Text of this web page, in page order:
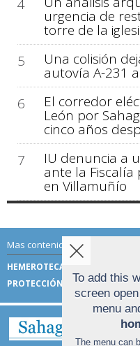
4
urgencia de
torre de la
5
Una colisión
autovía A-231
6
El corredor
León por
cinco años
7
IU denuncia a
ante la
en Villamuñío
Mas contenido de Sahagún
HEMEROTECA
PROTECCIÓN DE DATOS
To add this
screen
menu
The menu can
Aviso
Utilizamos